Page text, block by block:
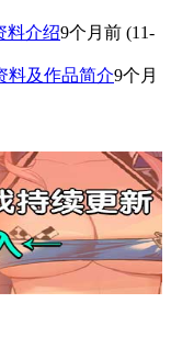
料介绍9个月前 (11-
料及作品简介9个月